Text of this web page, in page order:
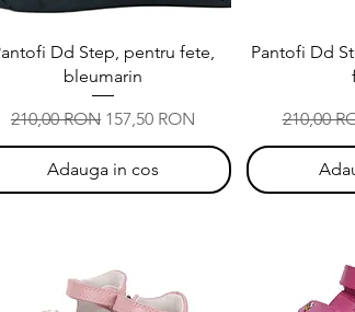
Afișare rapidă
Dd Step, pentru fete,
bleumarin
Preț normal
210,00 RON Preț redus
157,50 RON
Adauga in cos
Pantofi Dd
Preț
210,00